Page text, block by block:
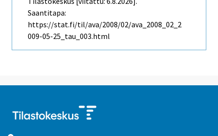
Saantitapa:
https://stat.fi/til/ava/2008/02/ava_2008_02_2
009-05-25_tau_003.html